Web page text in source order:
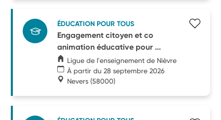
ÉDUCATION POUR TOUS
Engagement citoyen et co
animation éducative pour ...
Ligue de l'enseignement de Nièvre
À partir du 28 septembre 2026
Nevers (58000)